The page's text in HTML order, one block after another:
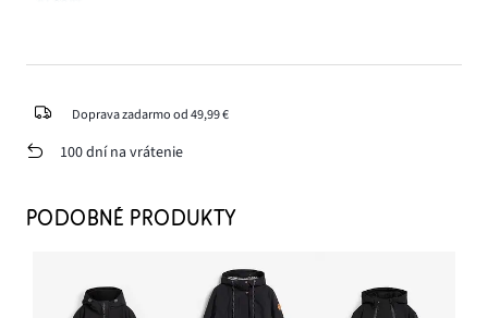
Doprava zadarmo od 49,99 €
100 dní na vrátenie
PODOBNÉ PRODUKTY